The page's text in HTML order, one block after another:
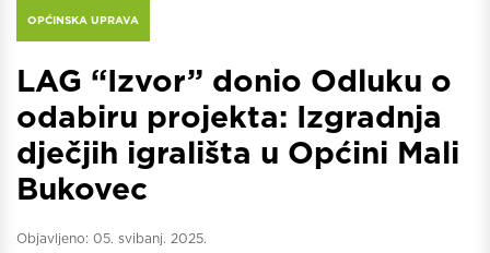
OPĆINSKA UPRAVA
LAG “Izvor” donio Odluku o
odabiru projekta: Izgradnja
dječjih igrališta u Općini Mali
Bukovec
Objavljeno: 05. svibanj. 2025.